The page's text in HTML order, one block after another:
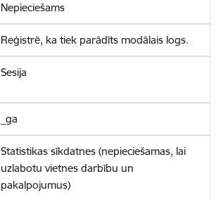
Nepieciešams
Reģistrē, ka tiek parādīts modālais logs.
Sesija
_ga
Statistikas sīkdatnes (nepieciešamas, lai
uzlabotu vietnes darbību un
pakalpojumus)